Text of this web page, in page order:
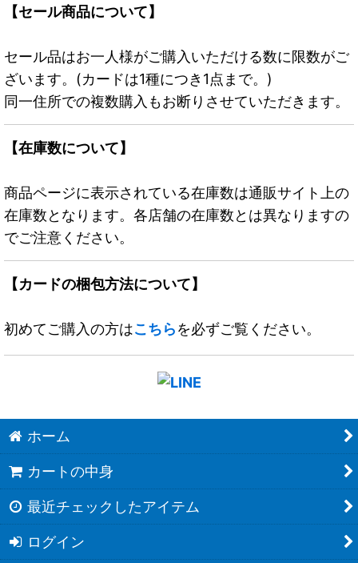
【セール商品について】
セール品はお一人様がご購入いただける数に限数がご
ざいます。(カードは1種につき1点まで。)
同一住所での複数購入もお断りさせていただきます。
【在庫数について】
商品ページに表示されている在庫数は通販サイト上の
在庫数となります。各店舗の在庫数とは異なりますの
でご注意ください。
【カードの梱包方法について】
初めてご購入の方はこちらを必ずご覧ください。
ホーム
カートの中身
最近チェックしたアイテム
ログイン